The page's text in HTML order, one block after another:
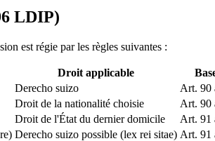
LDIP)
est régie par les règles suivantes :
Droit applicable
Derecho suizo
Art. 90
Droit de la nationalité choisie
Art. 90
Droit de l'État du dernier domicile
Art. 91
Derecho suizo possible (lex rei sitae) Art. 91